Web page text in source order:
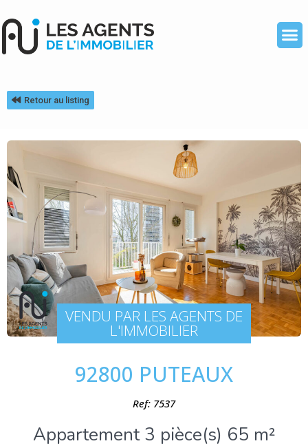
Retour au listing
VENDU PAR LES AGENTS DE
L'IMMOBILIER
92800 PUTEAUX
Ref: 7537
Appartement 3 pièce(s) 65 m²